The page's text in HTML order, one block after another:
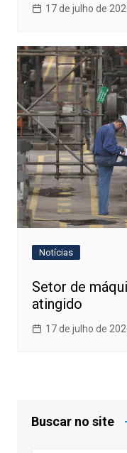
17 de julho de
Notícias
Setor de
atingido
17 de julho de
Buscar no site